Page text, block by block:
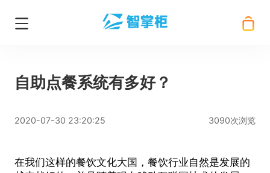
自助点餐系统有多好？
2020-07-30 23:20:25 3090次浏览
在我们这样的餐饮文化大国，餐饮行业自然是发展的